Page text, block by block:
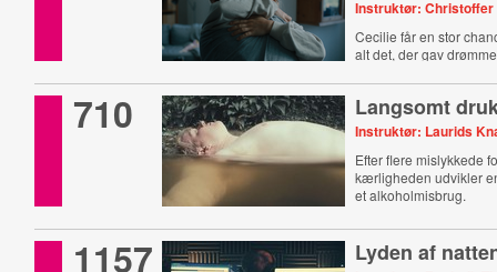
Instruktør: Christoffer
Cecilie får en stor
alt det, der gav
710 Langsomt
Instruktør: Laurids
Efter flere mislykkede
kærligheden udvikler
et alkoholmisbrug.
1157 Lyden af